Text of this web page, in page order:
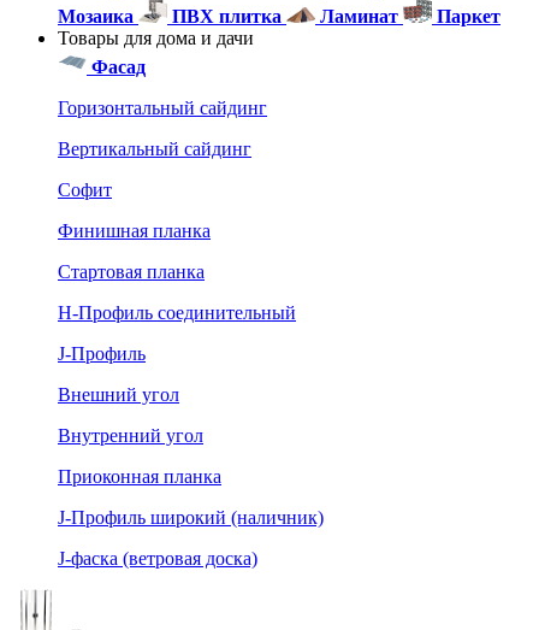
Мозаика
ПВХ плитка Ламинат
Паркет
Товары для дома и дачи
Фасад
Горизонтальный сайдинг
Вертикальный сайдинг
Софит
Финишная планка
Стартовая планка
Н-Профиль соединительный
J-Профиль
Внешний угол
Внутренний угол
Приоконная планка
J-Профиль широкий (наличник)
J-фаска (ветровая доска)